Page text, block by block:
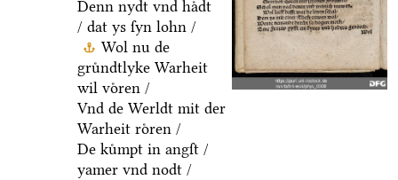
Denn nydt vnd haͤdt
/ dat ys ſyn lohn /
Wol nu de
gruͤndtlyke Warheit
wil voͤren /
Vnd de Werldt mit der
Warheit roͤren /
De kuͤmpt in angſt /
yamer vnd nodt /